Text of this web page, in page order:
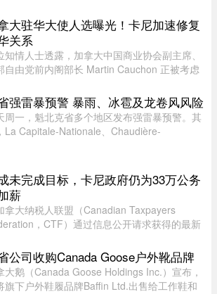
再以“预约看房”为由索取押金和个人资料。部
假视频播放量高达27万 ...
大驻华大使人选曝光！卡尼加速修复
关系
知情人士透露，加拿大中国商业协会副主席、
自由党前内阁部长 Martin Cauchon 正被考虑
复受损的外交和经济关系。Martin Cauchon
让·克雷蒂安政府任司 ...
强雷暴预警 暴雨、冰雹及龙卷风风险
周一，魁北克省多个地区发布强雷暴预警。其
La Capitale-Nationale、Chaudière-
“今天下午至今晚，天气条件有 ...
未完成目标，卡尼政府仍为33万公务
薪
拿大纳税人联盟（Canadian Taxpayers
，CTF）通过信息公开请求获得的最新
数据显示，2025 年有 78% 的联邦雇员获得了
提升，而工资下降者还不到万分 ...
公司收购Canada Goose户外靴品牌
大鹅（Canada Goose Holdings Inc.）宣布，
旗下户外鞋履品牌Baffin Ltd.出售给工作鞋和